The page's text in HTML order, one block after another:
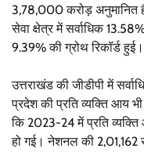
3,78,000 करोड़ अनुमानित
सेवा क्षेत्र में सर्वाधिक
9.39% की ग्रोथ रिकॉर्ड हुई।
उत्तराखंड की जीडीपी में
प्रदेश की प्रति व्यक्ति आय
कि 2023-24 में प्रति
हो गई। नेशनल की 2,01,162